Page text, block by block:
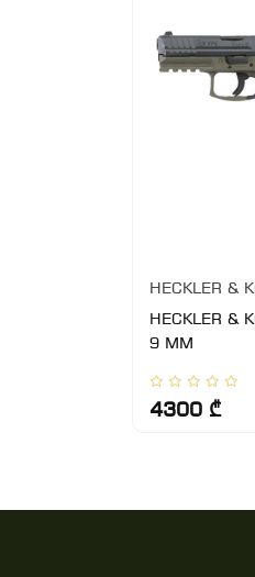
HECKLER &
HECKLER &
9 MM
4300 ₾